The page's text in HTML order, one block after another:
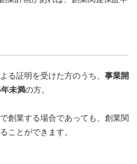
る証明を受けた方のうち、 事業開
未満の方。
創業する場合であっても、創業関
ことができます。